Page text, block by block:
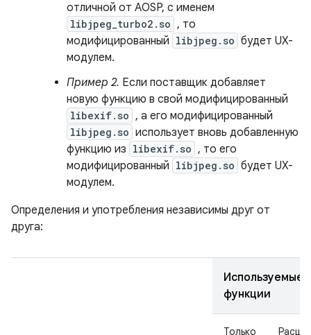
отличной от AOSP, с именем
libjpeg_turbo2.so , то
модифицированный libjpeg.so будет UX-
модулем.
Пример 2. Если поставщик добавляет
новую функцию в свой модифицированный
libexif.so , а его модифицированный
libjpeg.so использует вновь добавленную
функцию из libexif.so , то его
модифицированный libjpeg.so будет UX-
модулем.
Определения и употребления независимы друг от
друга:
Используемые
функции
Только